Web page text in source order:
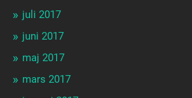
juli 2017
juni 2017
maj 2017
mars 2017